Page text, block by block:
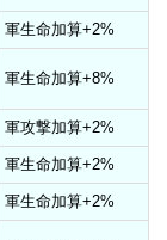
軍生命加算+2%
軍生命加算+8%
軍攻撃加算+2%
軍生命加算+2%
軍生命加算+2%